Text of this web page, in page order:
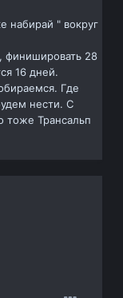
набирай " вокруг
финишировать 28
16 дней.
Где
нести. С
тоже Трансальп